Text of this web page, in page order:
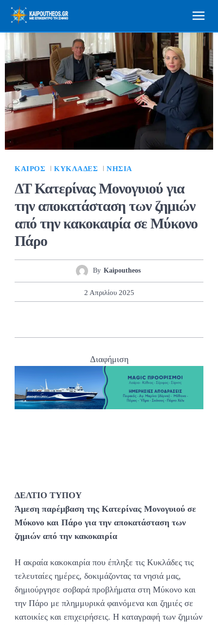
ΚΑΙΡΌΣ ΚΥΚΛΆΔΕΣ ΝΗΣΙΆ
ΔΤ Κατερίνας Μονογυιού για
την αποκατάσταση των ζημιών
από την κακοκαιρία σε Μύκονο
Πάρο
By Kaipoutheos
2 Απριλίου 2025
Διαφήμιση
ΔΕΛΤΙΟ ΤΥΠΟΥ
Άμεση παρέμβαση της Κατερίνας Μονογυιού σε
Μύκονο και Πάρο για την αποκατάσταση των
ζημιών από την κακοκαιρία
H ακραία κακοκαιρία που έπληξε τις Κυκλάδες τις
τελευταίες ημέρες, δοκιμάζοντας τα νησιά μας,
δημιούργησε σοβαρά προβλήματα στη Μύκονο και
την Πάρο με πλημμυρικά φαινόμενα και ζημιές σε
κατοικίες και επιχειρήσεις. Η καταγραφή των ζημιών